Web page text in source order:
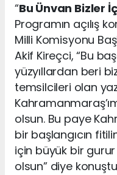
“Bu Ünvan Bizler
Programın açılış
Milli Komisyonu
Akif Kireçci, “Bu
yüzyıllardan beri
temsilcileri olan
olsun. Bu paye
bir başlangıcın
için büyük bir gurur
olsun” diye